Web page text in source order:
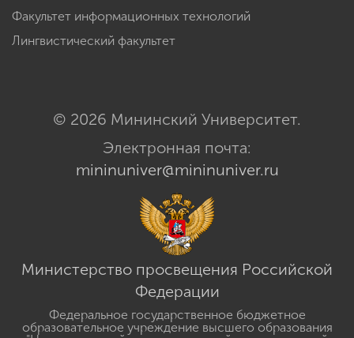
Факультет информационных технологий
Лингвистический факультет
© 2026 Мининский Университет.
Электронная почта:
mininuniver@mininuniver.ru
Министерство просвещения Российской
Федерации
Федеральное государственное бюджетное
образовательное учреждение высшего образования